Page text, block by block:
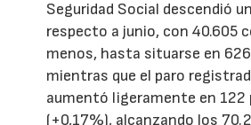
Seguridad Social descendió
respecto a junio, con 40.605
menos, hasta situarse en
mientras que el paro
aumentó ligeramente en 122
(+0,17%), alcanzando los